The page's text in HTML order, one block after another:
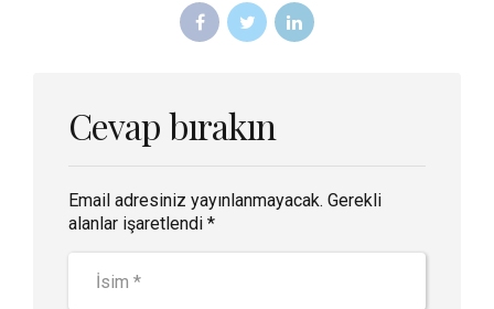
Cevap bırakın
Email adresiniz yayınlanmayacak. Gerekli
alanlar işaretlendi *